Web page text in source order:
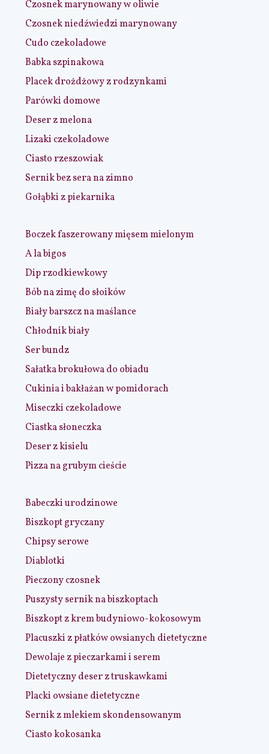
Czosnek marynowany w oliwie
Czosnek niedźwiedzi marynowany
Cudo czekoladowe
Babka szpinakowa
Placek drożdżowy z rodzynkami
Parówki domowe
Deser z melona
Lizaki czekoladowe
Ciasto rzeszowiak
Sernik bez sera na zimno
Gołąbki z piekarnika
Boczek faszerowany mięsem mielonym
A la bigos
Dip rzodkiewkowy
Bób na zimę do słoików
Biały barszcz na maślance
Chłodnik biały
Ser bundz
Sałatka brokułowa do obiadu
Cukinia i bakłażan w pomidorach
Miseczki czekoladowe
Ciastka słoneczka
Deser z kisielu
Pizza na grubym cieście
Babeczki urodzinowe
Biszkopt gryczany
Chipsy serowe
Diablotki
Pieczony czosnek
Puszysty sernik na biszkoptach
Biszkopt z krem budyniowo-kokosowym
Placuszki z płatków owsianych dietetyczne
Dewolaje z pieczarkami i serem
Dietetyczny deser z truskawkami
Placki owsiane dietetyczne
Sernik z mlekiem skondensowanym
Ciasto kokosanka